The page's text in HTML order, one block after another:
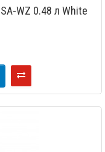
WZ 0.48 л White